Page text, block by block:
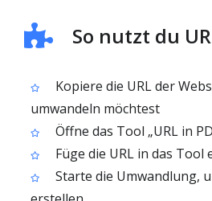
So nutzt du
Kopiere die URL der
umwandeln möchtest
Öffne das Tool „URL in
Füge die URL in das Tool
Starte die Umwandlung,